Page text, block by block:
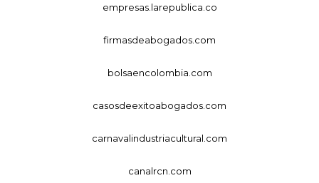
empresas.larepublica.co
firmasdeabogados.com
bolsaencolombia.com
casosdeexitoabogados.com
carnavalindustriacultural.com
canalrcn.com